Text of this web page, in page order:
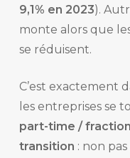
9,1% en 2023).
monte alors que
se réduisent.
C’est exactement
les entreprises se
part-time /
transition : non